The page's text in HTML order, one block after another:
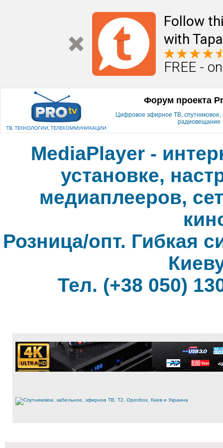
Follow
with
FREE -
Форум проекта
Цифровое эфирное ТВ, спутниковое,
радиовещание
MediaPlayer -
установке,
медиаплееров,
Розница/опт. Гибкая
Тел. (+38 050)